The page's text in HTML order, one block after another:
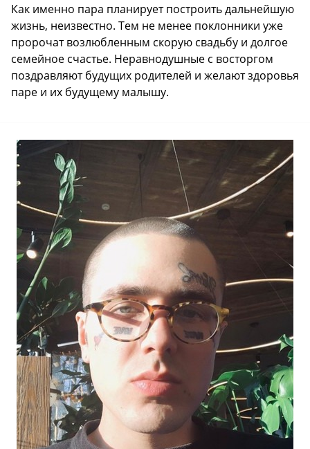
Как именно пара планирует построить дальнейшую
жизнь, неизвестно. Тем не менее поклонники уже
пророчат возлюбленным скорую свадьбу и долгое
семейное счастье. Неравнодушные с восторгом
поздравляют будущих родителей и желают здоровья
паре и их будущему малышу.